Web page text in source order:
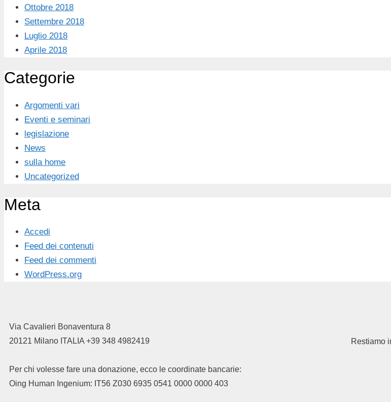
Ottobre 2018
Settembre 2018
Luglio 2018
Aprile 2018
Categorie
Argomenti vari
Eventi e seminari
legislazione
News
sulla home
Uncategorized
Meta
Accedi
Feed dei contenuti
Feed dei commenti
WordPress.org
Via Cavalieri Bonaventura 8
20121 Milano ITALIA +39 348 4982419
Per chi volesse fare una donazione, ecco le coordinate bancarie:
Oing Human Ingenium: IT56 Z030 6935 0541 0000 0000 403
Restiamo